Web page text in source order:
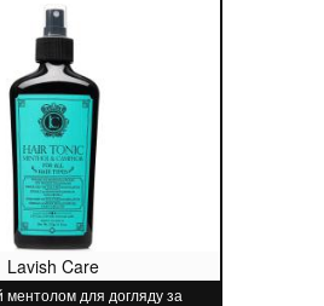
Lavish Care
ментолом для догляду за